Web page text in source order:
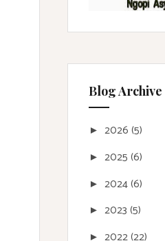
Blog Archive
► 2026 (5)
► 2025 (6)
► 2024(6)
► 2023 (5)
► 2022(22)